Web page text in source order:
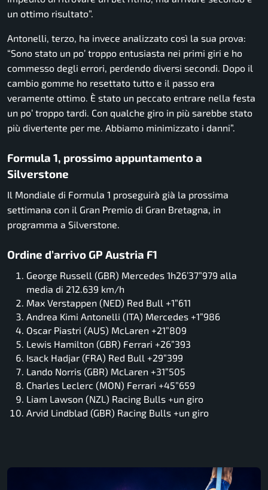
un ottimo risultato”.
Antonelli, terzo, ha invece analizzato così la sua prova:
“Sono stato un po’ troppo entusiasta nei primi giri e ho
commesso degli errori, perdendo diversi secondi. Dopo il
cambio gomme ho resettato tutto e il passo era
veramente ottimo. È stato un peccato entrare nella festa
un po’ troppo tardi. Con qualche giro in più sarebbe stato
più divertente per me. Abbiamo minimizzato i danni”.
Formula 1, prossimo appuntamento a
Silverstone
Il Mondiale di Formula 1 proseguirà già la prossima
settimana con il Gran Premio di Gran Bretagna, in
programma a Silverstone.
Ordine d’arrivo GP Austria F1
George Russell (GBR) Mercedes 1h26’37”979 alla
media di 212.639 km/h
Max Verstappen (NED) Red Bull +1”611
Andrea Kimi Antonelli (ITA) Mercedes +1”986
Oscar Piastri (AUS) McLaren +21”809
Lewis Hamilton (GBR) Ferrari +26”393
Isack Hadjar (FRA) Red Bull +29”399
Lando Norris (GBR) McLaren +31”505
Charles Leclerc (MON) Ferrari +45”659
Liam Lawson (NZL) Racing Bulls +un giro
Arvid Lindblad (GBR) Racing Bulls +un giro